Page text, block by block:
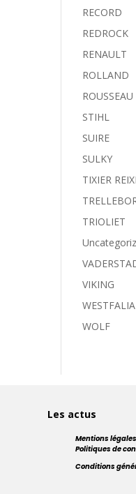
RECORD
REDROCK
RENAULT
ROLLAND
ROUSSEAU
STIHL
SUIRE
SULKY
TIXIER
TRIOLIET
VIKING
WESTFALIA
WOLF
Les actus
Mentions légales
Politiques de
Conditions